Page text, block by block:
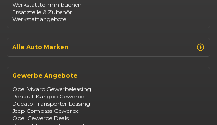
Fiat 500
Dacia Duster
Dacia Sandero
Jeep Compass
Suzuki Vitara
Suzuki Swift
Mazda CX-30
Werkstatttermin buchen
Ersatzteile & Zubehör
Werkstattangebote
Alle Auto Marken
Opel
Fiat
Jeep
Suzuki
BYD
Kia
Mazda
Gewerbe Angebote
Opel Vivaro Gewerbeleasing
Renault Kangoo Gewerbe
Ducato Transporter Leasing
Jeep Compass Gewerbe
Opel Gewerbe Deals